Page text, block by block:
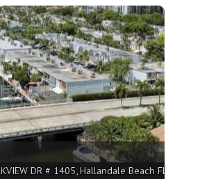
DR # 1405, Hallandale Beach FL 33009 -